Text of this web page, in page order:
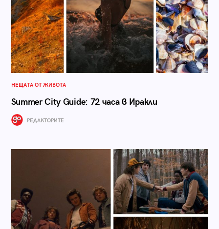
НЕЩАТА ОТ ЖИВОТА
Summer City Guide: 72 часа в Иракли
РЕДАКТОРИТЕ